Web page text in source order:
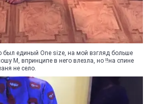
был единый One size, на мой взгляд больше
М, впринципе в него влезла, но !!на спине
не село.